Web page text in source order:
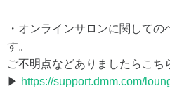
・オンラインサロンに関して
す。
ご不明点などありましたらこち
▶ https://support.dmm.com/